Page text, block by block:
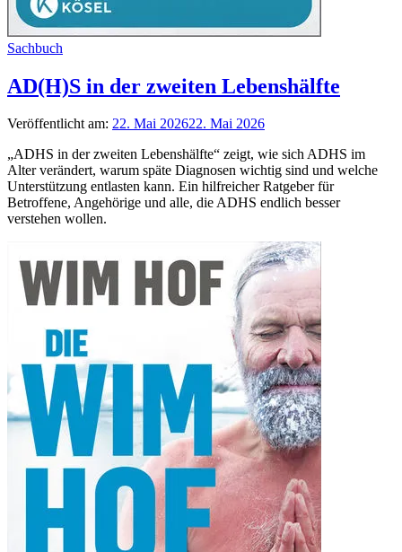
Sachbuch
AD(H)S in der zweiten Lebenshälfte
Veröffentlicht am: 22. Mai 202622. Mai 2026
„ADHS in der zweiten Lebenshälfte“ zeigt, wie sich ADHS im
Alter verändert, warum späte Diagnosen wichtig sind und welche
Unterstützung entlasten kann. Ein hilfreicher Ratgeber für
Betroffene, Angehörige und alle, die ADHS endlich besser
verstehen wollen.